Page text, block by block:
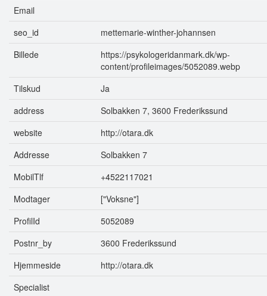
Email
seo_id
mettemarie-winther-johannsen
Billede
https://psykologeridanmark.dk/wp-
content/profileimages/5052089.webp
Tilskud
Ja
address
Solbakken 7, 3600 Frederikssund
website
http://otara.dk
Addresse
Solbakken 7
MobilTlf
+4522117021
Modtager
["Voksne"]
ProfilId
5052089
Postnr_by
3600 Frederikssund
Hjemmeside
http://otara.dk
Specialist